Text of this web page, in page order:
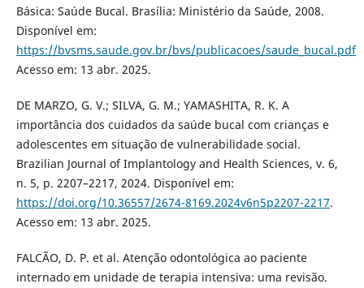
Básica: Saúde Bucal. Brasília: Ministério da Saúde, 2008.
Disponível em:
https://bvsms.saude.gov.br/bvs/publicacoes/saude_bucal.pdf
Acesso em: 13 abr. 2025.
DE MARZO, G. V.; SILVA, G. M.; YAMASHITA, R. K. A
importância dos cuidados da saúde bucal com crianças e
adolescentes em situação de vulnerabilidade social.
Brazilian Journal of Implantology and Health Sciences, v. 6,
n. 5, p. 2207–2217, 2024. Disponível em:
https://doi.org/10.36557/2674-8169.2024v6n5p2207-2217.
Acesso em: 13 abr. 2025.
FALCÃO, D. P. et al. Atenção odontológica ao paciente
internado em unidade de terapia intensiva: uma revisão.